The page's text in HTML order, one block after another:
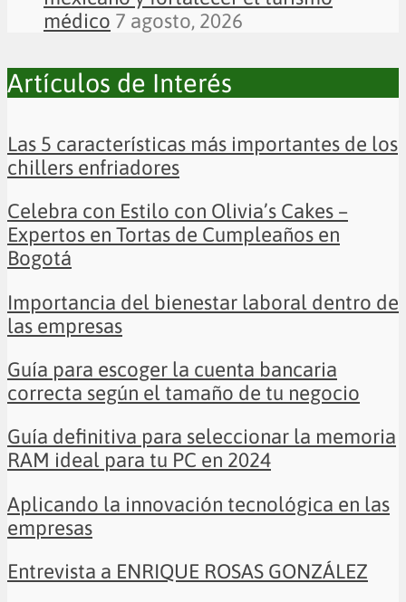
médico 7 agosto, 2026
Artículos de Interés
Las 5 características más importantes de los
chillers enfriadores
Celebra con Estilo con Olivia’s Cakes –
Expertos en Tortas de Cumpleaños en
Bogotá
Importancia del bienestar laboral dentro de
las empresas
Guía para escoger la cuenta bancaria
correcta según el tamaño de tu negocio
Guía definitiva para seleccionar la memoria
RAM ideal para tu PC en 2024
Aplicando la innovación tecnológica en las
empresas
Entrevista a ENRIQUE ROSAS GONZÁLEZ